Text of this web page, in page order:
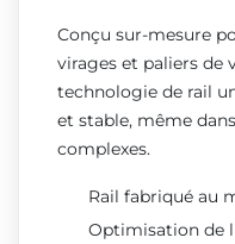
Conçu sur-mesure
virages et paliers de
technologie de rail
et stable, même
complexes.
Rail fabriqué au
Optimisation de